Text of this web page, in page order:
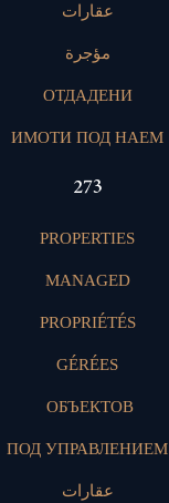
عقارات
مؤجرة
ОТДАДЕНИ
ИМОТИ ПОД НАЕМ
400
PROPERTIES
MANAGED
PROPRIÉTÉS
GÉRÉES
ОБЪЕКТОВ
ПОД УПРАВЛЕНИЕМ
عقارات